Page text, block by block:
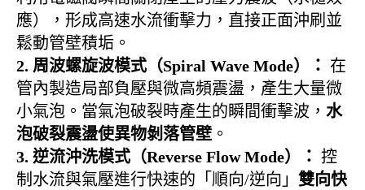
應），形成高速水流衝擊力，直接正面沖刷並
鬆動管壁積垢。
2. 周波螺旋波模式（Spiral Wave Mode）： 在
管內製造局部負壓與微高頻震盪，產生大量微
小氣泡。當氣泡破裂時產生的瞬間衝擊波， 水
泡破裂震盪使異物剝落管壁 。
3. 逆流沖洗模式（Reverse Flow Mode）： 控
制水流與氣壓進行快速的「順向/逆向」 雙向快